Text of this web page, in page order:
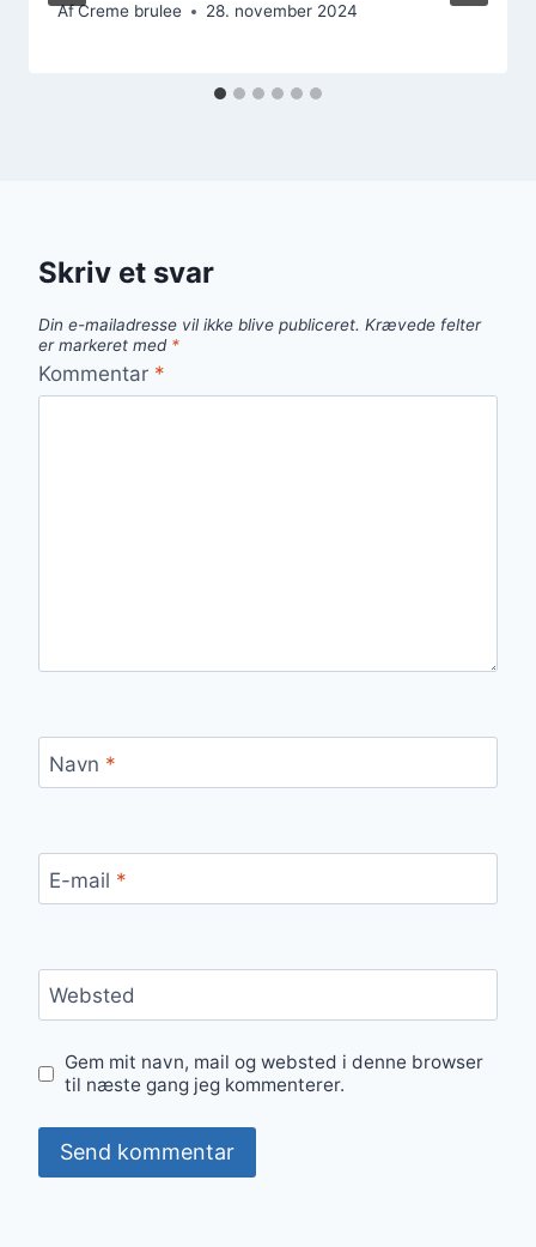
AfCreme brulee 28. november 2024
Skriv et svar
Din e-mailadresse vil ikke blive publiceret. Krævede felter
er markeret med *
Kommentar *
Navn *
E-mail *
Websted
Gem mit navn, mail og websted i denne browser
til næste gang jeg kommenterer.